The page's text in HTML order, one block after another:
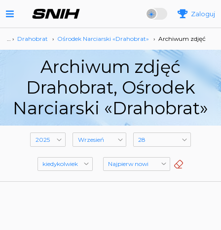
Zaloguj
… › Drahobrat › Ośrodek Narciarski «Drahobrat» › Archiwum zdjęć
Archiwum zdjęć
Drahobrat, Ośrodek
Narciarski «Drahobrat»